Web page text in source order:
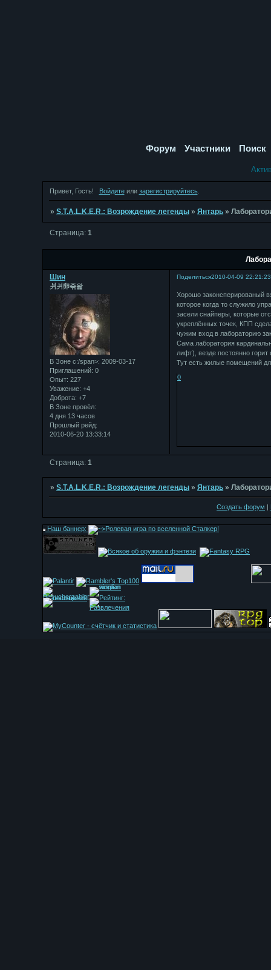
Форум Участники Поиск
Привет, Гость! Войдитеили зарегистрируйтесь.
»S.T.A.L.K.E.R.: Возрождение легенды »Янтарь »
Страница:1
Поделиться2010-04-09 22:21:23
Шин
⽙⽙卵죾왍
В Зоне с:/span>: 2009-03-17
Приглашений: 0
Опыт: 227
Уважение: +4
Доброта: +7
В Зоне провёл:
4 дня 13 часов
Прошлый рейд:
2010-06-20 13:33:14
Хорошо законсперированый
которое когда то служило
засели снайперы, которые
укреплённых точек, КПП
чужим вход в лабораторию
Сама лаборатория
лифт), везде постоянно
Тут есть жилые помещений
0
Страница: 1
»S.T.A.L.K.E.R.: Возрождение легенды »Янтарь »
Создать форум |
Наш баннер: